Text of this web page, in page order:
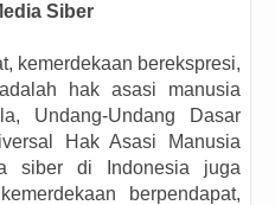
Siber
kemerdekaan berekspresi,
hak asasi manusia
Undang-Undang Dasar
Hak Asasi Manusia
siber di Indonesia juga
berpendapat,